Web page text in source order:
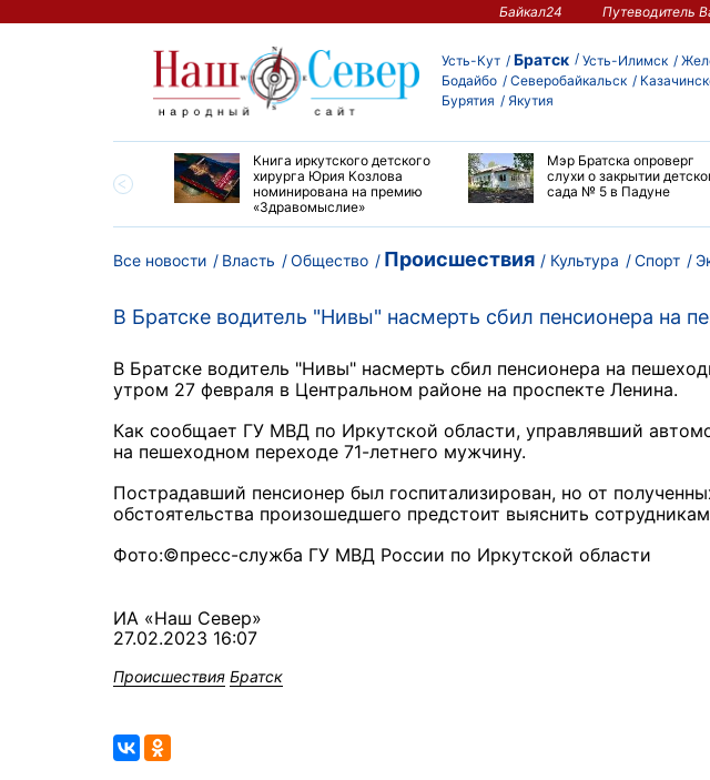
Байкал24 Путеводитель
Усть-Кут Братск Усть-Илимск
Бодайбо
Северобайкальск
Бурятия
Якутия
большой эстафеты
Книга иркутского детского
хирурга Юрия Козлова
номинирована на премию
«Здравомыслие»
Мэр Братска опроверг
слухи о закрытии
сада № 5 в Падуне
Все новости Власть Общество Происшествия Культура Спорт
В Братске водитель "Нивы" насмерть сбил пенсионера на
В Братске водитель "Нивы" насмерть сбил пенсионера на
утром 27 февраля в Центральном районе на проспекте Ленина.
Как сообщает ГУ МВД по Иркутской области, управлявший
на пешеходном переходе 71-летнего мужчину.
Пострадавший пенсионер был госпитализирован, но от
обстоятельства произошедшего предстоит выяснить
Фото:©пресс-служба ГУ МВД России по Иркутской области
ИА «Наш Север»
27.02.2023 16:07
Происшествия Братск